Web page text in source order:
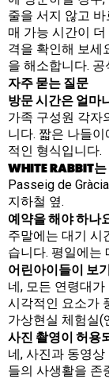
줄을 서지 않고
매 가능 시간이
격을 확인해 보세
을 해소합니다. 공
자주 묻는 질문
방문 시간은 얼마
가족 구성원 각자
니다. 짧은 나들
적인 형식입니다.
WHITE RABBIT
Passeig de
지하철 옆.
예약을 해야 하나
주말에는 대기 시
습니다. 평일에는
어린아이들이 보
네, 모든 연령대
시각적인 요소가
가상현실 체험실(
사진 촬영이 허용
네, 사진과 동영
들의 사생활을 존